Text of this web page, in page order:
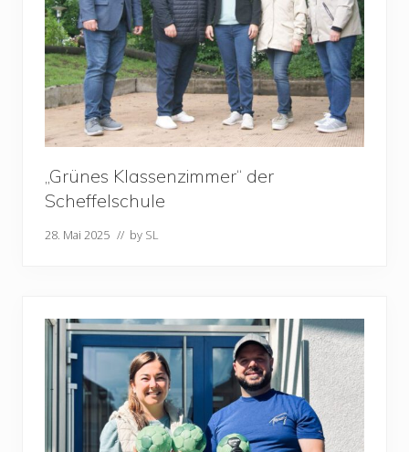
„Grünes Klassenzimmer“ der
Scheffelschule
28. Mai 2025 // by SL